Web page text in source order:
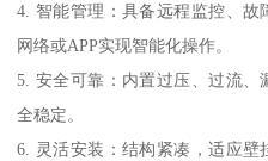
4. 智能管理：具备远程监控、
网络或APP实现智能化操作。
5. 安全可靠：内置过压、过流
全稳定。
6. 灵活安装：结构紧凑，适应